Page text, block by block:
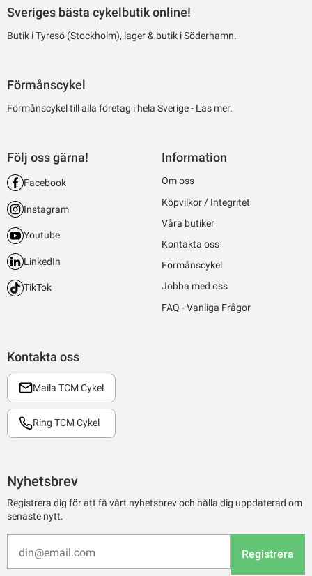
Sveriges bästa cykelbutik online!
Butik i Tyresö (Stockholm), lager & butik i Söderhamn.
Förmånscykel
Förmånscykel till alla företag i hela Sverige - Läs mer.
Kontakta oss
Maila TCM Cykel
Ring TCM Cykel
Följ oss gärna!
Facebook
Instagram
Youtube
LinkedIn
TikTok
Information
Om oss
Köpvilkor / Integritet
Våra butiker
Kontakta oss
Förmånscykel
Jobba med oss
FAQ - Vanliga Frågor
Nyhetsbrev
Registrera dig för att få vårt nyhetsbrev och hålla dig uppdaterad om
senaste nytt.
Registrera